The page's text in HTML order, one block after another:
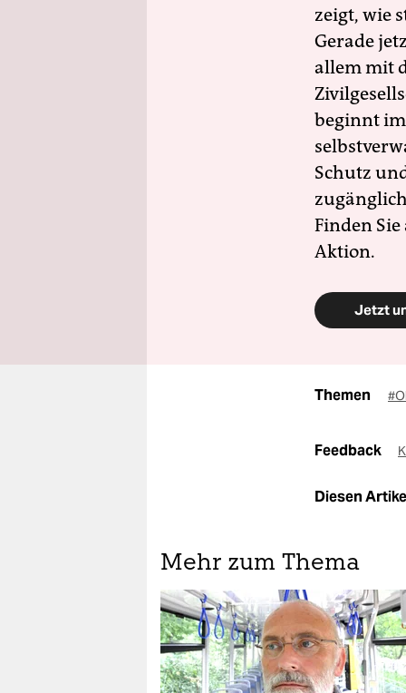
zeigt, wie
Gerade
allem mit
beginnt
Schutz
Finden
Aktion.
Jetzt
Themen
Feedback
Diesen
Mehr zum Thema